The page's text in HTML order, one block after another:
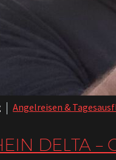
Angelreisen &
DELTA –